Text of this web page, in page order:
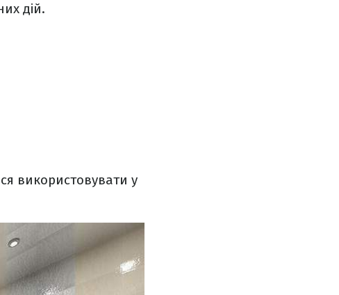
дій.
використовувати у